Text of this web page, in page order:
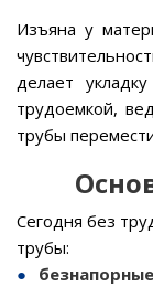
Изъяна у
делает
трудоемкой,
трубы
Сегодня без
трубы:
безнапорные